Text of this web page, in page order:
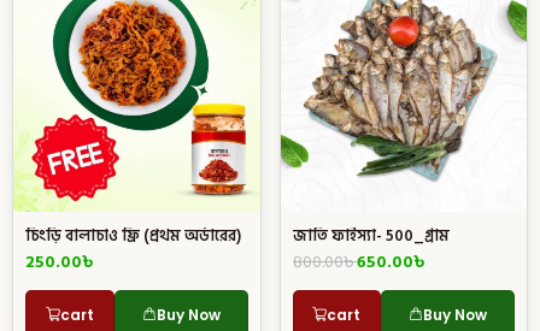
চিংড়ি বালাচাও ফ্রি (প্রথম অর্ডারের)
250.00৳
cart Buy Now
জাতি ফাইস্যা- 500_গ্রাম
800.00৳650.00৳
cart Buy Now